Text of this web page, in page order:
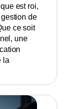
est roi,
de
ce soit
une
la